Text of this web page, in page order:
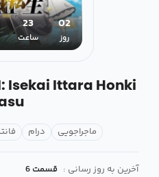
02
روز
23
ساعت
Isekai Ittara Honki
ماجراجویی درام
آخرین به روز رسانی : قسمت 6